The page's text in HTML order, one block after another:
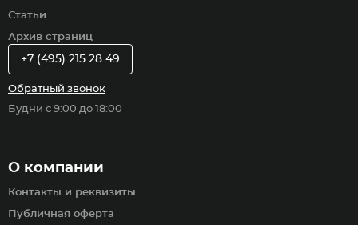
Статьи
Архив страниц
О компании
Контакты и реквизиты
Публичная оферта
+7 (495) 215 28 49
Обратный звонок
Будни с 9:00 до 18:00